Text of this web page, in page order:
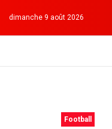
dimanche 9 août 2026
Football